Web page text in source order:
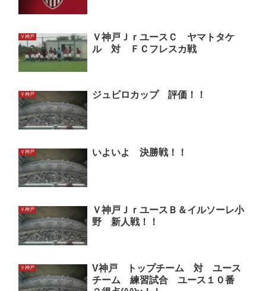
Ｖ神戸
Ｖ神戸ＪｒユースＣ ヤマトタケ
ル 対 ＦＣフレスカ戦
Ｖ神戸 ジュビロカップ 評価！！
Ｖ神戸 いよいよ 決勝戦！！
Ｖ神戸
Ｖ神戸ＪｒユースＢ＆イルソーレ小
野 新人戦！！
Ｖ神戸
V神戸 トップチーム 対 ユース
チーム 練習試合 ユース１０番